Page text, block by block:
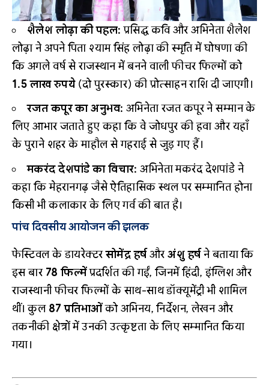
शैलेश लोढ़ा की पहल: प्रसिद्ध कवि और अभिनेता शैलेश
लोढ़ा ने अपने पिता श्याम सिंह लोढ़ा की स्मृति में घोषणा की
कि अगले वर्ष से राजस्थान में बनने वाली फीचर फिल्मों को
1.5 लाख रुपये(दो पुरस्कार) की प्रोत्साहन राशि दी जाएगी।
रजत कपूर का अनुभव: अभिनेता रजत कपूर ने सम्मान के
लिए आभार जताते हुए कहा कि वे जोधपुर की हवा और यहाँ
के पुराने शहर के माहौल से गहराई से जुड़ गए हैं।
मकरंद देशपांडे का विचार: अभिनेता मकरंद देशपांडे ने
कहा कि मेहरानगढ़ जैसे ऐतिहासिक स्थल पर सम्मानित होना
किसी भी कलाकार के लिए गर्व की बात है।
पांच दिवसीय आयोजन की झलक
फेस्टिवल के डायरेक्टरसोमेंद्र हर्ष औरअंशु हर्ष ने बताया कि
इस बार 78 फिल्मेंप्रदर्शित की गईं, जिनमें हिंदी, इंग्लिश और
राजस्थानी फीचर फिल्मों के साथ-साथ डॉक्यूमेंट्री भी शामिल
थीं। कुल 87 प्रतिभाओंको अभिनय, निर्देशन, लेखन और
तकनीकी क्षेत्रों में उनकी उत्कृष्टता के लिए सम्मानित किया
गया।